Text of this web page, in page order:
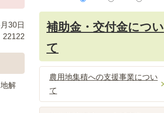
30日
22122
解
補助金・交付金につい
て
農用地集積への支援事業につい
て